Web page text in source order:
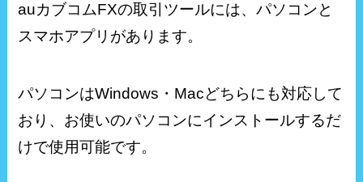
auカブコムFXの取引ツールには、パソコンと
スマホアプリがあります。
パソコンはWindows・Macどちらにも対応して
おり、お使いのパソコンにインストールするだ
けで使用可能です。